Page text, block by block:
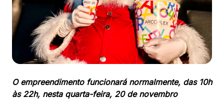
Ver local
Chamar Uber
CONTATO
(47) 3348-4609
O empreendimento funcionará normalmente, das 10h
às 22h, nesta quarta-feira, 20 de novembro